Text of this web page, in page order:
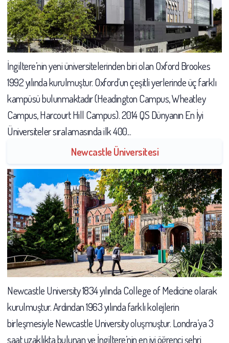
İngiltere’nin yeni üniversitelerinden biri olan Oxford Brookes
1992 yılında kurulmuştur. Oxford’un çeşitli yerlerinde üç farklı
kampüsü bulunmaktadır (Headington Campus, Wheatley
Campus, Harcourt Hill Campus). 2014 QS Dünyanın En İyi
Üniversiteler sıralamasında ilk 400...
Newcastle Üniversitesi
Newcastle University 1834 yılında College of Medicine olarak
kurulmuştur. Ardından 1963 yılında farklı kolejlerin
birleşmesiyle Newcastle University oluşmuştur. Londra’ya 3
saat uzaklıkta bulunan ve İngiltere’nin en iyi öğrenci şehri